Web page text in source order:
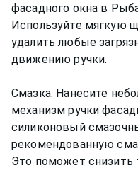
фасадного окна в
Используйте мягкую
удалить любые
движению ручки.
Смазка: Нанесите
механизм ручки
силиконовый
рекомендованную
Это поможет снизить